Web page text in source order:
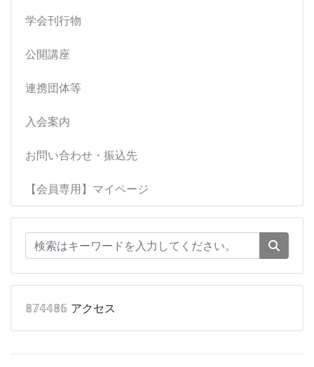
学会刊行物
公開講座
連携団体等
入会案内
お問い合わせ・振込先
【会員専用】マイページ
𝟠𝟟𝟜𝟜𝟠𝟞 アクセス